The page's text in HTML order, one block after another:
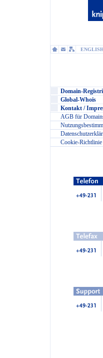
Domain-
Global-Whois
Kontakt /
AGB für
Cookie-Richtlinie